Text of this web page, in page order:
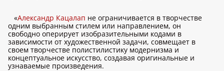
«Александр Кацалап не ограничивается в творчестве
одним выбранным стилем или направлением, он
свободно оперирует изобразительными кодами в
зависимости от художественной задачи, совмещает в
своем творчестве полистилистику модернизма и
концептуальное искусство, создавая оригинальные и
узнаваемые произведения.